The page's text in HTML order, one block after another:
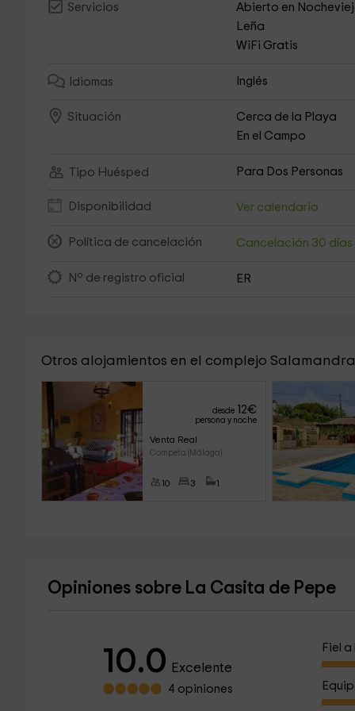
Servicios Abierto en
Leña
WiFi Gratis
Idiomas Inglés
Situación Cerca de la Playa
En el Campo
Tipo Huésped Para Dos Personas
Disponibilidad Ver calendario
Política de cancelación Cancelación 30 días
Nº de registro oficial ER
Otros alojamientos en el complejo Salamandra
desde 12€
persona y noche
Venta Real
Competa (Málaga)
10 3 1
Opiniones sobre La Casita de Pepe
10.0 Excelente
4 opiniones
Fiel